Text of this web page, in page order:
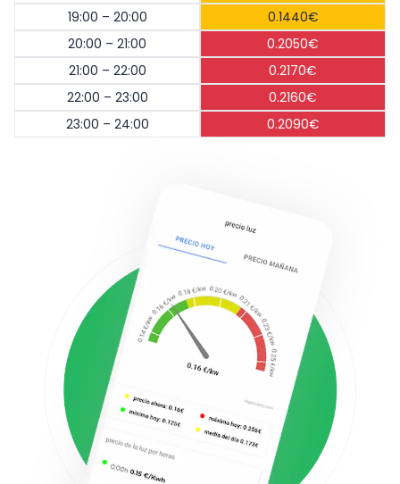
19:00 – 20:00
0.1440€
20:00 – 21:00
0.2050€
21:00 – 22:00
0.2170€
22:00 – 23:00
0.2160€
23:00 – 24:00
0.2090€